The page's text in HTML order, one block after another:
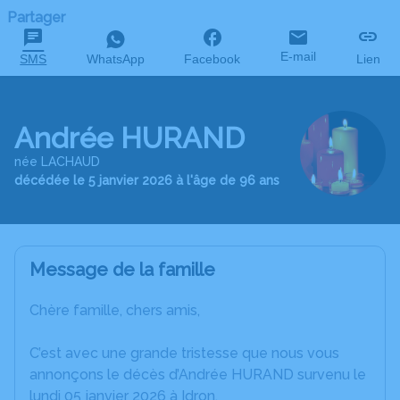
Partager
SMS WhatsApp Facebook E-mail Lien
Andrée HURAND
née LACHAUD
décédée le 5 janvier 2026 à l'âge de 96 ans
Message de la famille
Chère famille, chers amis,
C’est avec une grande tristesse que nous vous
annonçons le décès d’Andrée HURAND survenu le
lundi 05 janvier 2026 à Idron.